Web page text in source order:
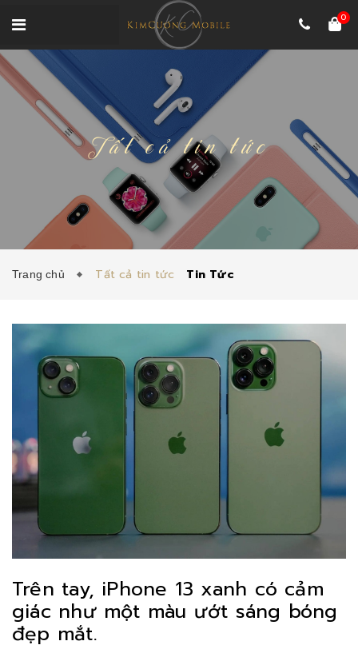
0
Tất cả tin tức
Trang chủ Tất cả tin tức Tin Tức
Trên tay, iPhone 13 xanh có cảm
giác như một màu ướt sáng bóng
đẹp mắt.